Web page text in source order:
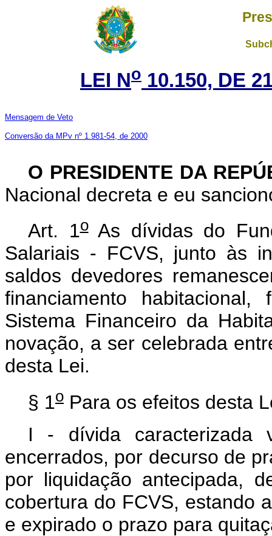
LEI No 10.150, DE
Mensagem de Veto
Conversão da MPv nº 1.981-54, de 2000
O PRESIDENTE DA
Nacional decreta e eu
Art. 1oAs dívidas do
Salariais - FCVS, junto às
saldos devedores
financiamento
Sistema Financeiro da
novação, a ser celebrada
desta Lei.
§ 1o Para os efeitos desta
I - dívida caracterizada
encerrados, por decurso de
por liquidação antecipada,
cobertura do FCVS, estando
e expirado o prazo para